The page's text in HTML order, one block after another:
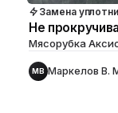
Замена
Не
Мясорубка
МВ Маркелов В.